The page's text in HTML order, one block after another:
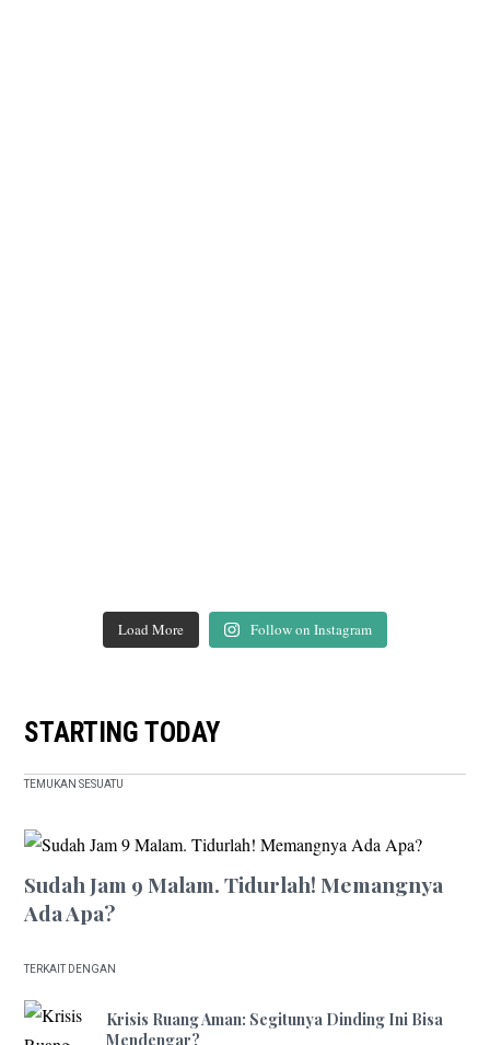
Load More Follow on Instagram
STARTING TODAY
TEMUKAN SESUATU
Sudah Jam 9 Malam. Tidurlah! Memangnya
Ada Apa?
TERKAIT DENGAN
Krisis Ruang Aman: Segitunya Dinding Ini Bisa
Mendengar?